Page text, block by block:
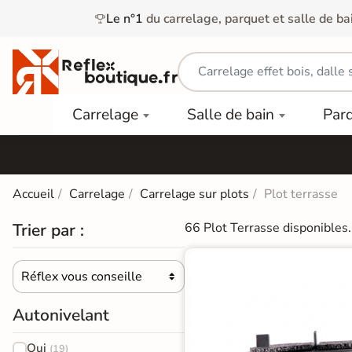
Le n°1 du carrelage, parquet et salle de
Carrelage
Carrelage
Extérieur
Dalle
Sur Plot
Carrelage
Salle de
Bain
Colle &
Finition
Salle de bain
Douche
et Balnéos
WC
Carrelage
Salle de
Bain
Contrecollé
PAR
COULEUR
Stratifié
Bois
clair
TYPE
PVC
Dalles
PVC
Lames
Accueil Carrelage Carrelage sur plots Plot terrasse
Trier par :
Réflex vous conseille 
Autonivelant
Oui (19)
66 Plot Terrasse disponibles.